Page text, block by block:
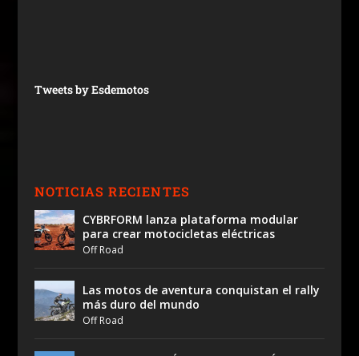
Tweets by Esdemotos
NOTICIAS RECIENTES
CYBRFORM lanza plataforma modular
para crear motocicletas eléctricas
Off Road
Las motos de aventura conquistan el rally
más duro del mundo
Off Road